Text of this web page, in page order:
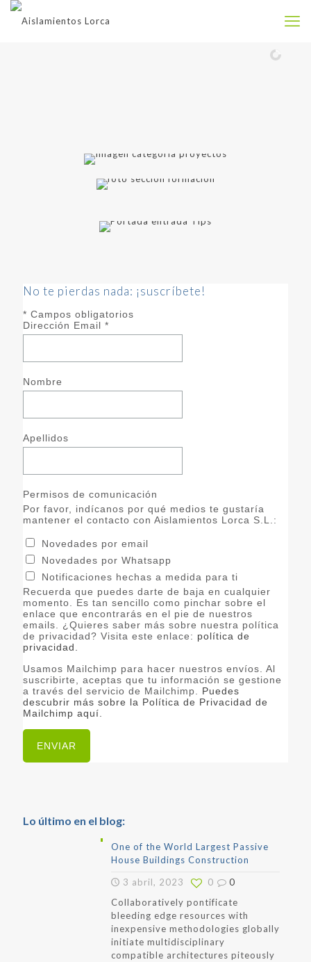
No te pierdas nada: ¡suscríbete!
* Campos obligatorios
Dirección Email *
Nombre
Apellidos
Permisos de comunicación
Por favor, indícanos por qué medios te gustaría
mantener el contacto con Aislamientos Lorca S.L.:
Novedades por email
Novedades por Whatsapp
Notificaciones hechas a medida para ti
Recuerda que puedes darte de baja en cualquier
momento. Es tan sencillo como pinchar sobre el
enlace que encontrarás en el pie de nuestros
emails. ¿Quieres saber más sobre nuestra política
de privacidad? Visita este enlace: política de
privacidad.
Usamos Mailchimp para hacer nuestros envíos. Al
suscribirte, aceptas que tu información se gestione
a través del servicio de Mailchimp. Puedes
descubrir más sobre la Política de Privacidad de
Mailchimp aquí.
Lo último en el blog:
One of the World Largest Passive
House Buildings Construction
3 abril, 2023
0
0
Collaboratively pontificate
bleeding edge resources with
inexpensive methodologies globally
initiate multidisciplinary
compatible architectures piteously